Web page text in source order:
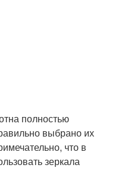
полностью
выбрано их
что в
зеркала